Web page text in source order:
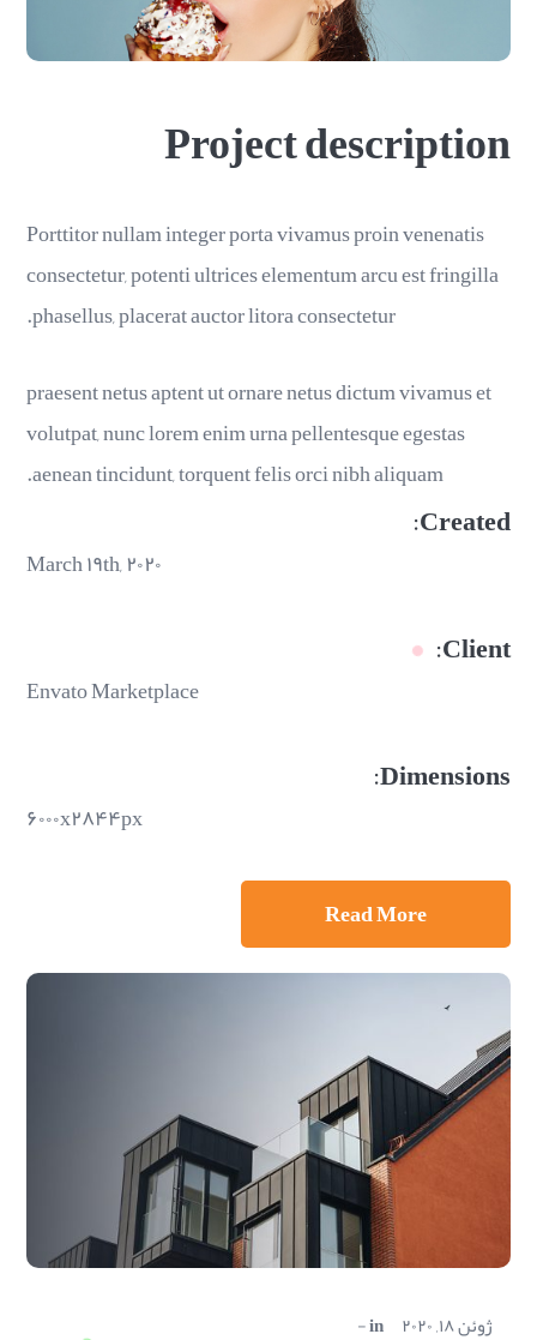
Project description
Porttitor nullam integer porta vivamus proin venenatis
consectetur, potenti ultrices elementum arcu est fringilla
phasellus, placerat auctor litora consectetur.
praesent netus aptent ut ornare netus dictum vivamus et
volutpat, nunc lorem enim urna pellentesque egestas
aenean tincidunt, torquent felis orci nibh aliquam.
Created:
March ۱۹th, ۲۰۲۰
Client:
Envato Marketplace
Dimensions:
۶۰۰۰x۲۸۴۴px
Read More
ژوئن ۱۸, ۲۰۲۰ in